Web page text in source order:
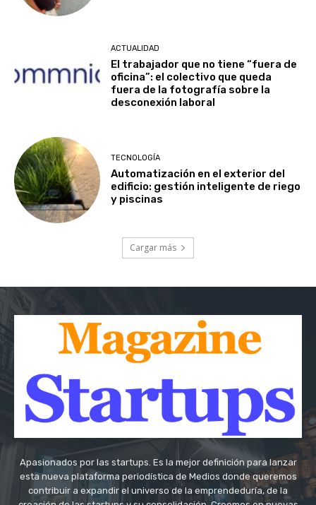
ACTUALIDAD
El trabajador que no tiene “fuera de
oficina”: el colectivo que queda
fuera de la fotografía sobre la
desconexión laboral
TECNOLOGÍA
Automatización en el exterior del
edificio: gestión inteligente de riego
y piscinas
Cargar más
Apasionados por las startups. Es la mejor definición para lanzar
esta nueva plataforma periodística de Medios donde queremos
contribuir a expandir el universo de la emprendeduría, de la